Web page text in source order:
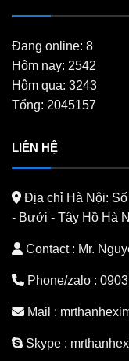
Đang online: 8
Hôm nay: 2542
Hôm qua: 3243
Tổng: 2045157
LIÊN HỆ
Địa chỉ Hà Nội:
- Bưởi - Tây Hồ Hà
Contact : Mr.
Phone/zalo :
Mail :
Skype :